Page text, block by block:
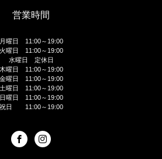
営業時間
月曜日 11:00～19:00
火曜日 11:00～19:00
水曜日 定休日
木曜日 11:00～19:00
金曜日 11:00～19:00
土曜日 11:00～19:00
日曜日 11:00～19:00
祝日 11:00～19:00